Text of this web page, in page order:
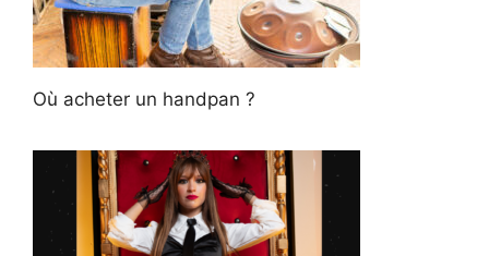
Où acheter un handpan ?